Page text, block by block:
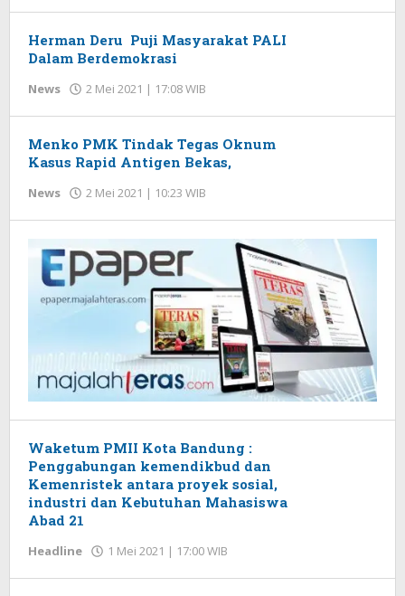
Herman Deru Puji Masyarakat PALI
Dalam Berdemokrasi
News 2 Mei 2021 | 17:08 WIB
Menko PMK Tindak Tegas Oknum
Kasus Rapid Antigen Bekas,
News 2 Mei 2021 | 10:23 WIB
Waketum PMII Kota Bandung :
Penggabungan kemendikbud dan
Kemenristek antara proyek sosial,
industri dan Kebutuhan Mahasiswa
Abad 21
Headline 1 Mei 2021 | 17:00 WIB